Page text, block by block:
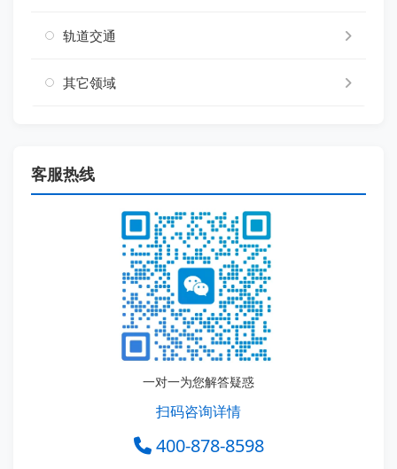
轨道交通
其它领域
客服热线
一对一为您解答疑惑
扫码咨询详情
400-878-8598